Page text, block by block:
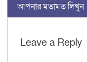
আপনার মতামত লিখুন
Leave a Reply